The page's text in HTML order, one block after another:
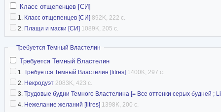
Класс отщепенцев [СИ]
1. Класс отщепенцев [СИ] 892K, 222 с.
2. Плащи и маски [СИ] 1089K, 205 с.
Скрыть
Требуется Темный Властелин
Требуется Темный Властелин
1. Требуется Темный Властелин [litres] 1400K, 297 с.
2. Некродуэт 2083K, 423 с.
3. Трудовые будни Темного Властелина [= Все оттенки серых будней ;
4. Нежелание желаний [litres] 1398K, 200 с.